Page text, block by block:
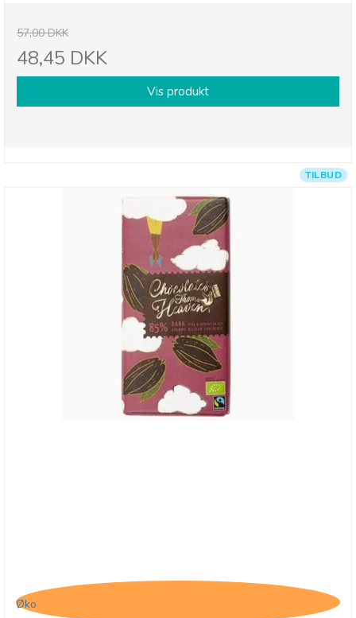
57,00 DKK
48,45 DKK
Vis produkt
TILBUD
Øko